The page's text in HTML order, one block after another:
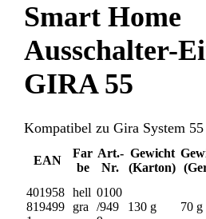
Smart Home
Ausschalter-
GIRA 55
Kompatibel zu Gira System 55
EAN
Far
be
Art.-
Nr.
Gewicht
(Karton)
401958
819499
hell
gra
0100
/949
130 g 70 g